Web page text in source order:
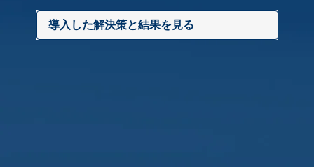
導入した解決策と結果を見る